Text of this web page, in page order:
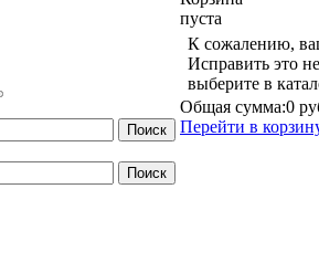
пуста
К сожалению,
Исправить это
выберите в
Общая сумма:0
Перейти в